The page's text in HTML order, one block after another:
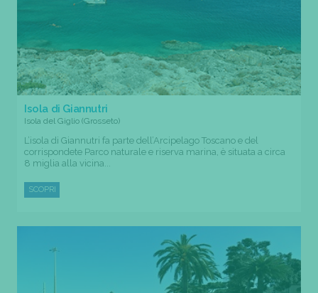
Isola di Giannutri
Isola del Giglio (Grosseto)
L’isola di Giannutri fa parte dell’Arcipelago Toscano e del
corrispondete Parco naturale e riserva marina, è situata a circa
8 miglia alla vicina...
SCOPRI